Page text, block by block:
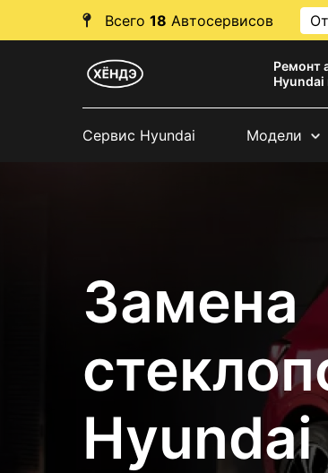
Всего 18 Автосервисов
Ремонт
Hyundai
Сервис Hyundai Модели
Замена